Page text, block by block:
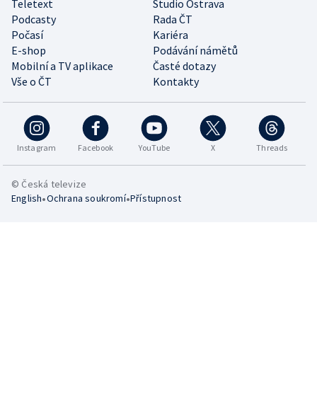
Teletext
Studio Ostrava
Podcasty
Rada ČT
Počasí
Kariéra
E-shop
Podávání námětů
Mobilní a TV aplikace
Časté dotazy
Vše o ČT
Kontakty
Instagram Facebook YouTube X Threads
© Česká televize
English•Ochrana soukromí•Přístupnost